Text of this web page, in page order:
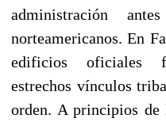
administración
norteamericanos. En
edificios oficiales
estrechos vínculos
orden. A principios de